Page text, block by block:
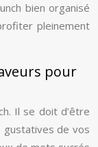
bien organisé
pleinement
pour
Il se doit d’être
gustatives de vos